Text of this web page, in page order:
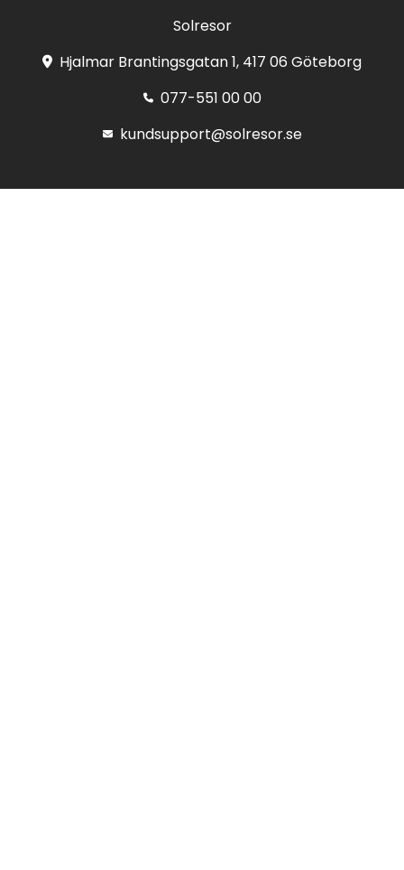
Solresor
Hjalmar Brantingsgatan 1, 417 06 Göteborg
077-551 00 00
kundsupport@solresor.se